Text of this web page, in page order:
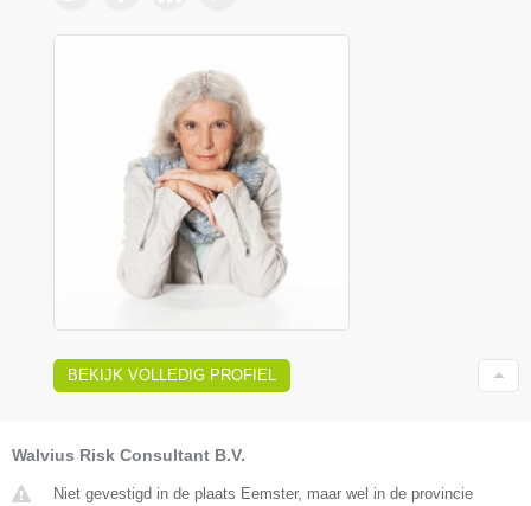
BEKIJK VOLLEDIG PROFIEL
Walvius Risk Consultant B.V.
Niet gevestigd in de plaats Eemster, maar wel in de provincie